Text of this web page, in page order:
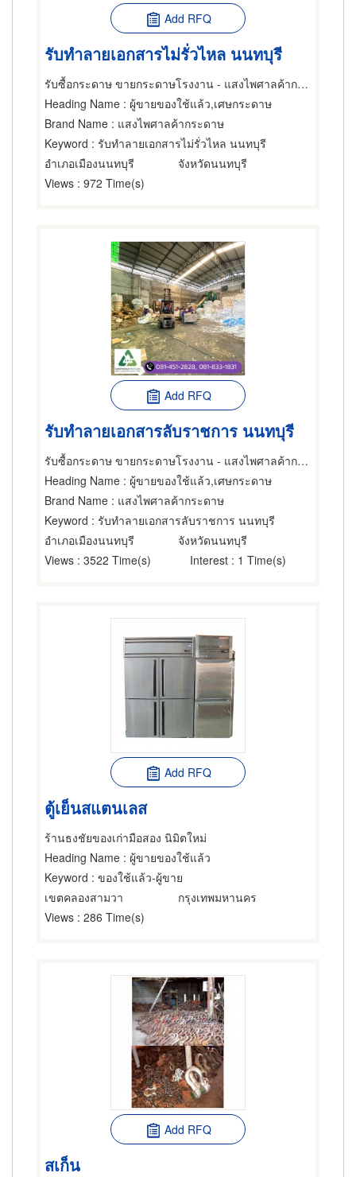
Add RFQ
รับทำลายเอกสารไม่รั่วไหล นนทบุรี
รับซื้อกระดาษ ขายกระดาษโรงงาน - แสงไพศาลค้ากระดาษ
Heading Name : ผู้ขายของใช้แล้ว,เศษกระดาษ
Brand Name : แสงไพศาลค้ากระดาษ
Keyword : รับทำลายเอกสารไม่รั่วไหล นนทบุรี
อำเภอเมืองนนทบุรี
จังหวัดนนทบุรี
Views : 972 Time(s)
Add RFQ
รับทำลายเอกสารลับราชการ นนทบุรี
รับซื้อกระดาษ ขายกระดาษโรงงาน - แสงไพศาลค้ากระดาษ
Heading Name : ผู้ขายของใช้แล้ว,เศษกระดาษ
Brand Name : แสงไพศาลค้ากระดาษ
Keyword : รับทำลายเอกสารลับราชการ นนทบุรี
อำเภอเมืองนนทบุรี
จังหวัดนนทบุรี
Views : 3522 Time(s) Interest : 1 Time(s)
Add RFQ
ตู้เย็นสแตนเลส
ร้านธงชัยของเก่ามือสอง นิมิตใหม่
Heading Name : ผู้ขายของใช้แล้ว
Keyword : ของใช้แล้ว-ผู้ขาย
เขตคลองสามวา
กรุงเทพมหานคร
Views : 286 Time(s)
Add RFQ
สเก็น